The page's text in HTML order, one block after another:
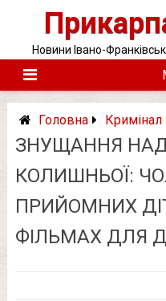
Новини Івано-
Головна Кримінал
ЗНУЩАННЯ
КОЛИШНЬОЇ:
ПРИЙОМНИХ
ФІЛЬМАХ ДЛЯ